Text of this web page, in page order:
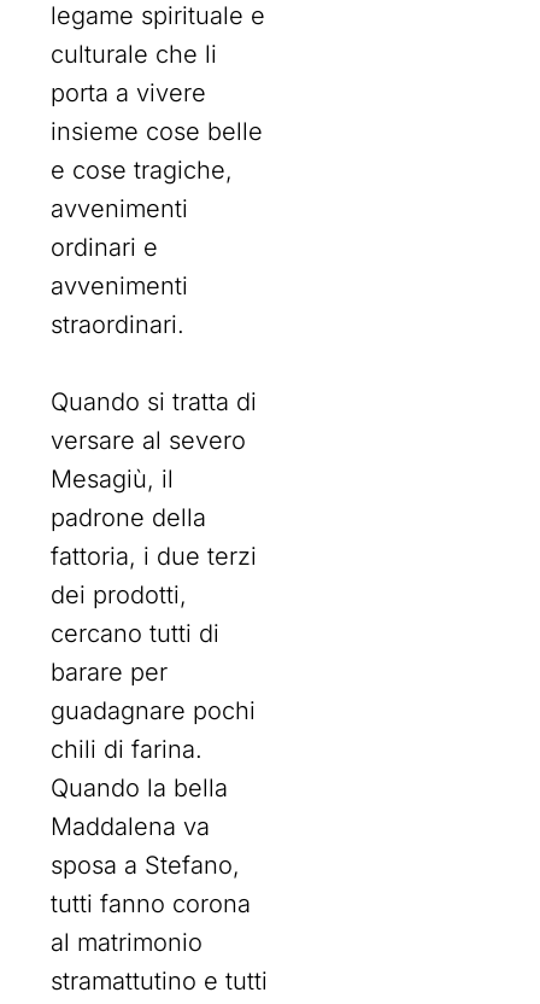
legame spirituale e
culturale che li
porta a vivere
insieme cose belle
e cose tragiche,
avvenimenti
ordinari e
avvenimenti
straordinari.
Quando si tratta di
versare al severo
Mesagiù, il
padrone della
fattoria, i due terzi
dei prodotti,
cercano tutti di
barare per
guadagnare pochi
chili di farina.
Quando la bella
Maddalena va
sposa a Stefano,
tutti fanno corona
al matrimonio
stramattutino e tutti